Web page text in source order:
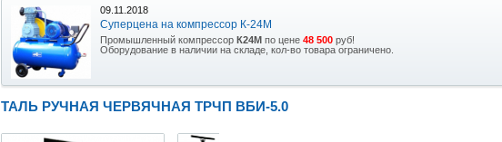
09.11.2018
Суперцена на компрессор К-24М
Промышленный компрессор К24М по цене 48 500 руб!
Оборудование в наличии на складе, кол-во товара ограничено.
15.10.2018
Уникальная возможность приобрести (в наличии на складе) тележку гидравлическую
ТАЛЬ РУЧНАЯ ЧЕРВЯЧНАЯ ТРЧП ВБИ-5.0